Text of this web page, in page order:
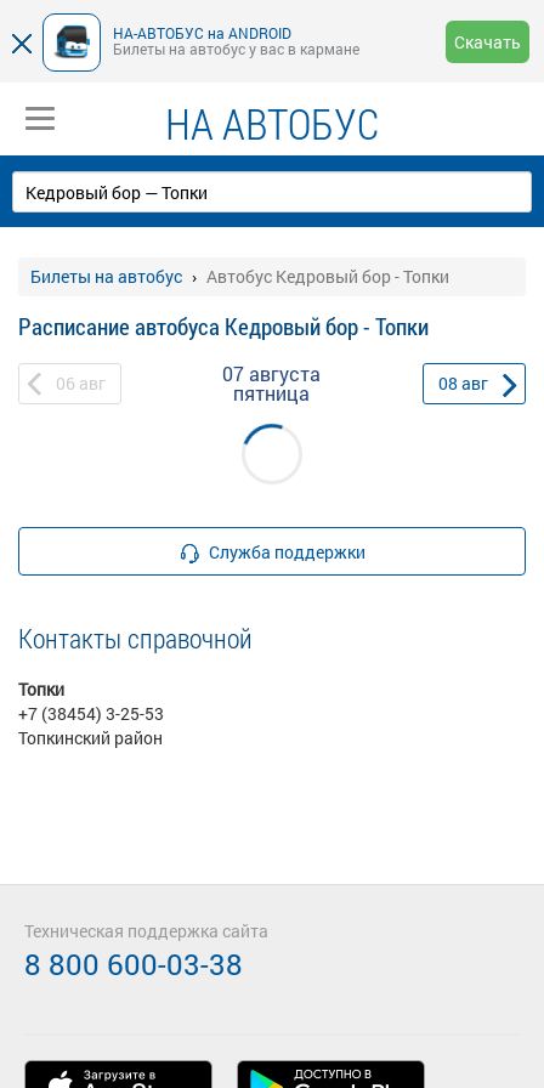
НА-АВТОБУС на ANDROID
Билеты на автобус у вас в кармане
Скачать
НА АВТОБУС
Билеты на автобус Автобус Кедровый бор - Топки
Расписание автобуса Кедровый бор - Топки
06 авг 07 августа
пятница 08 авг
Служба поддержки
Контакты справочной
Топки
+7 (38454) 3-25-53
Топкинский район
Техническая поддержка сайта
8 800 600-03-38